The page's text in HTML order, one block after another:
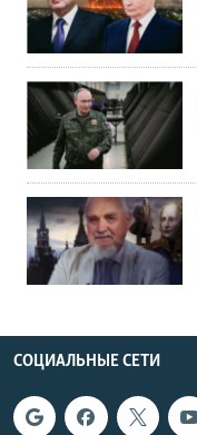
СОЦИАЛЬНЫЕ СЕТИ